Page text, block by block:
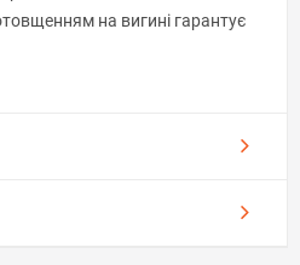
на вигині гарантує